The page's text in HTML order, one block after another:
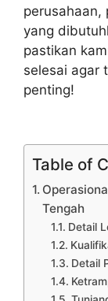
perusahaan,
yang
pastikan
selesai agar
penting!
Table of
Tengah
Detail
Detail